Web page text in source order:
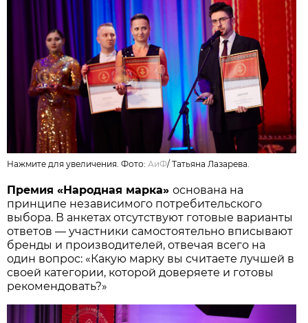
Нажмите для увеличения. Фото: АиФ/Татьяна Лазарева.
Премия «Народная марка»основана на
принципе независимого потребительского
выбора. В анкетах отсутствуют готовые варианты
ответов — участники самостоятельно вписывают
бренды и производителей, отвечая всего на
один вопрос: «Какую марку вы считаете лучшей в
своей категории, которой доверяете и готовы
рекомендовать?»